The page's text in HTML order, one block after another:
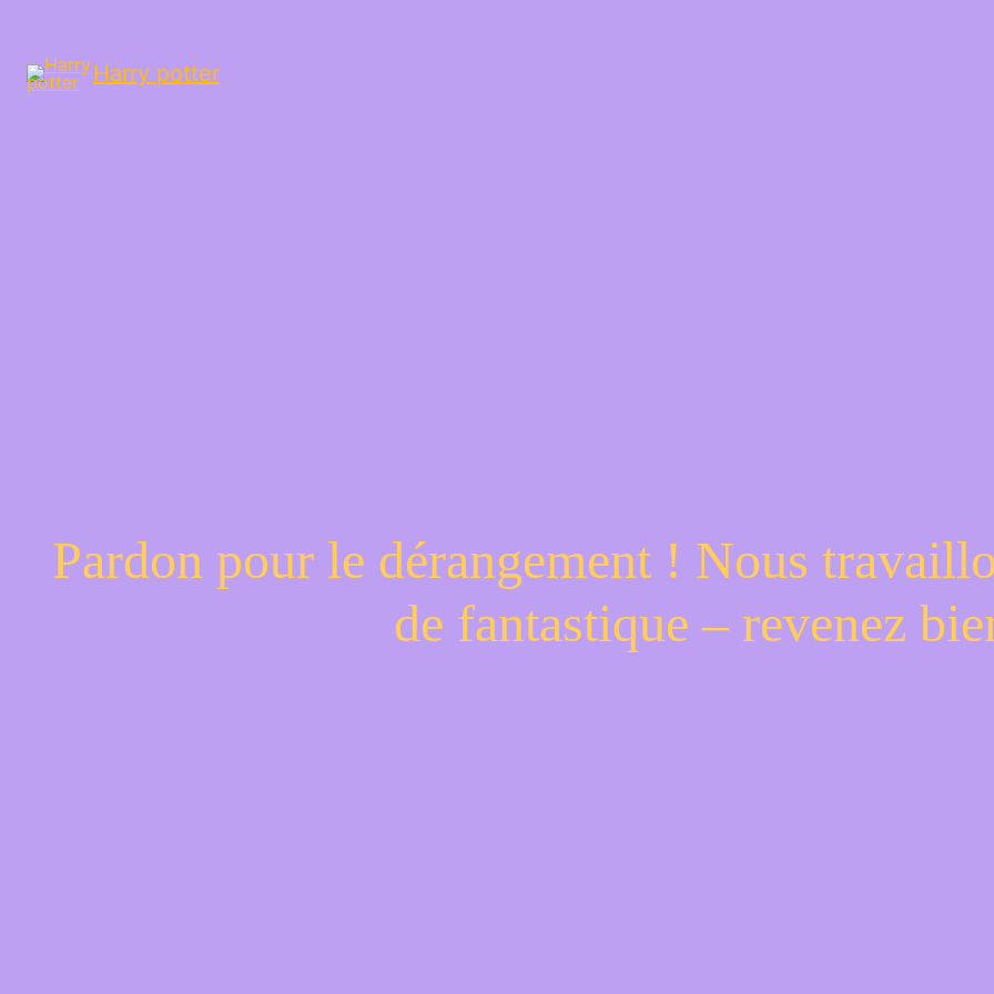
Harry potter
Pardon pour le dérangement ! Nous
de fantastique – revenez